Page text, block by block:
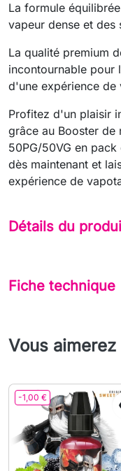
La formule
vapeur dense et des
La qualité premium
incontournable pour
d'une expérience de
Profitez d'un plaisir
grâce au Booster de
50PG/50VG en
dès maintenant et
expérience de
Détails du
Fiche technique
Vous aimerez
-1,00 €